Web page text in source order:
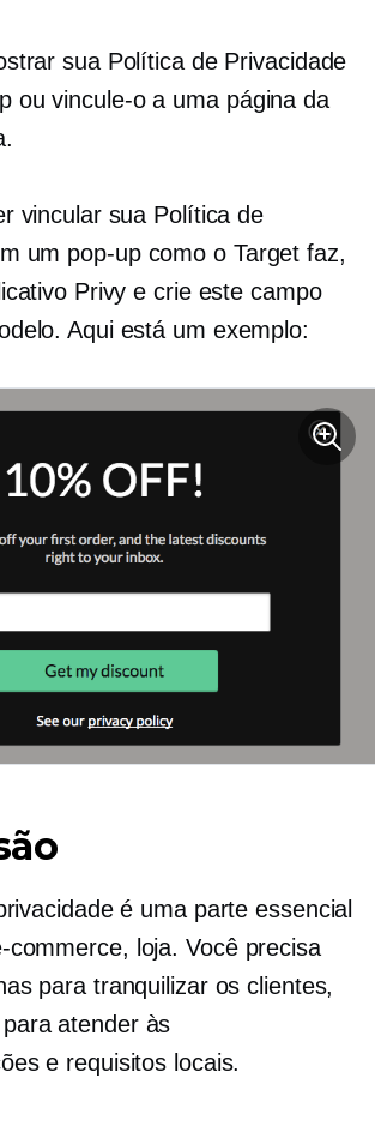
sua Política de Privacidade
ou vincule-o a uma página da
vincular sua Política de
um pop-upcomo o Target faz,
Privy e crie este campo
Aqui está um exemplo:
é uma parte essencial
commerce, loja. Você precisa
para tranquilizar os clientes,
atender às
e requisitos locais.